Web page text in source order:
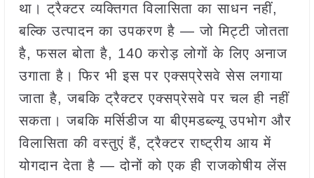
था। ट्रैक्टर व्यक्तिगत विलासिता का साधन नहीं,
बल्कि उत्पादन का उपकरण है — जो मिट्टी जोतता
है, फसल बोता है, 140 करोड़ लोगों के लिए अनाज
उगाता है। फिर भी इस पर एक्सप्रेसवे सेस लगाया
जाता है, जबकि ट्रैक्टर एक्सप्रेसवे पर चल ही नहीं
सकता। जबकि मर्सिडीज या बीएमडब्ल्यू उपभोग और
विलासिता की वस्तुएं हैं, ट्रैक्टर राष्ट्रीय आय में
योगदान देता है — दोनों को एक ही राजकोषीय लेंस